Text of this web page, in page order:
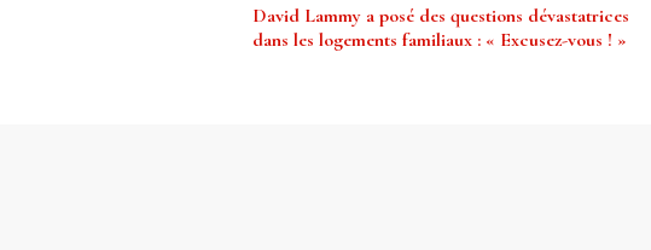
d’article
David Lammy a posé des questions dévastatrices
dans les logements familiaux : « Excusez-vous ! »